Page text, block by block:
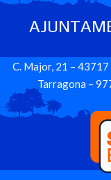
C. Major, 21 – 43717
Tarragona –